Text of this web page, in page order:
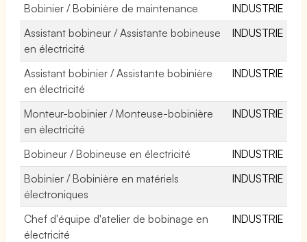
Bobinier / Bobinière de maintenance
INDUSTRIE
Assistant bobineur / Assistante bobineuse
en électricité
INDUSTRIE
Assistant bobinier / Assistante bobinière
en électricité
INDUSTRIE
Monteur-bobinier / Monteuse-bobinière
en électricité
INDUSTRIE
Bobineur / Bobineuse en électricité
INDUSTRIE
Bobinier / Bobinière en matériels
électroniques
INDUSTRIE
Chef d'équipe d'atelier de bobinage en
électricité
INDUSTRIE